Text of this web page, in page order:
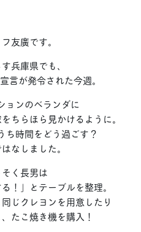
友廣です。
兵庫県でも、
言が発令された今週。
ョンのベランダに
ちらほら見かけるように。
ち時間をどう過ごす？
なしました。
く長男は
！」とテーブルを整理。
じクレヨンを用意したり
たこ焼き機を購入！